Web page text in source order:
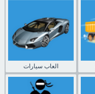
العاب سيارات